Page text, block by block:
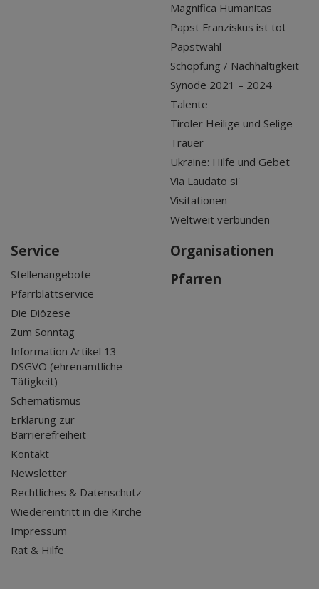
Magnifica Humanitas
Papst Franziskus ist tot
Papstwahl
Schöpfung / Nachhaltigkeit
Synode 2021 – 2024
Talente
Tiroler Heilige und Selige
Trauer
Ukraine: Hilfe und Gebet
Via Laudato si'
Visitationen
Weltweit verbunden
Service
Stellenangebote
Pfarrblattservice
Die Diözese
Zum Sonntag
Information Artikel 13
DSGVO (ehrenamtliche
Tätigkeit)
Schematismus
Erklärung zur
Barrierefreiheit
Kontakt
Newsletter
Rechtliches & Datenschutz
Wiedereintritt in die Kirche
Impressum
Rat & Hilfe
Organisationen
Pfarren